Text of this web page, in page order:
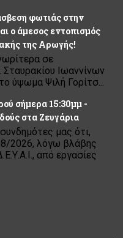
φωτιάς στην
ο άμεσος εντοπισμός
της Αρωγής!
σε
Ιωαννίνων
ύψωμα Ψιλή Γορίτσ...
σήμερα 15:30μμ -
στα Ζευγάρια
μας ότι,
2026, λόγω βλάβης
από εργασίες